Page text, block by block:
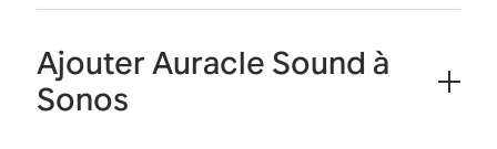
Ajouter Auracle Sound à
Sonos